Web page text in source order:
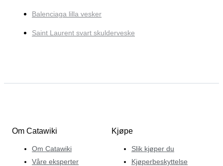
Balenciaga lilla vesker
Saint Laurent svart skulderveske
Om Catawiki
Om Catawiki
Våre eksperter
Kjøpe
Slik kjøper du
Kjøperbeskyttelse